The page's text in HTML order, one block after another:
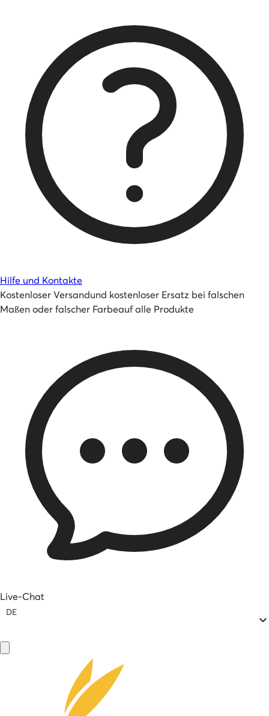
Hilfe und Kontakte
Kostenloser Versandund kostenloser Ersatz bei falschen
Maßen oder falscher Farbeauf alle Produkte
Live-Chat
DE